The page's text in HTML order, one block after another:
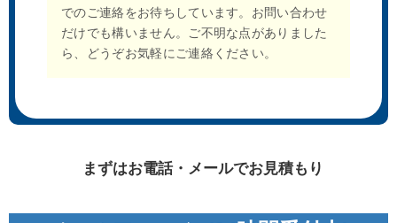
でのご連絡をお待ちしています。お問い合わせ
だけでも構いません。ご不明な点がありました
ら、どうぞお気軽にご連絡ください。
まずはお電話・メールでお見積もり